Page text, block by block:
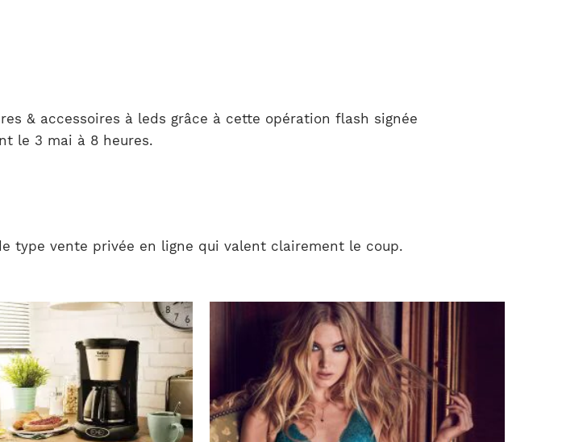
& accessoires à leds grâce à cette opération flash signée
le 3 mai à 8 heures.
type vente privée en ligne qui valent clairement le coup.